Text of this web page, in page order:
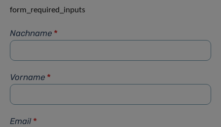
form_required_inputs
Nachname *
Vorname *
Email *